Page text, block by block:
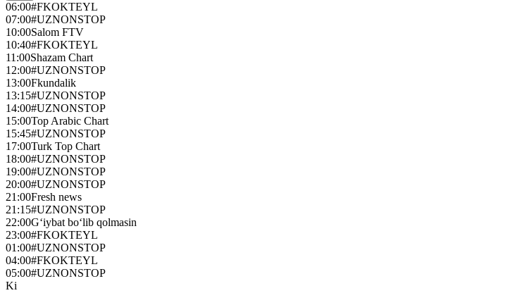
06:00#FKOKTEYL
07:00#UZNONSTOP
10:00Salom FTV
10:40#FKOKTEYL
11:00Shazam Chart
12:00#UZNONSTOP
13:00Fkundalik
13:15#UZNONSTOP
14:00#UZNONSTOP
15:00Top Arabic Chart
15:45#UZNONSTOP
17:00Turk Top Chart
18:00#UZNONSTOP
19:00#UZNONSTOP
20:00#UZNONSTOP
21:00Fresh news
21:15#UZNONSTOP
22:00G‘iybat bo‘lib qolmasin
23:00#FKOKTEYL
01:00#UZNONSTOP
04:00#FKOKTEYL
05:00#UZNONSTOP
Ki